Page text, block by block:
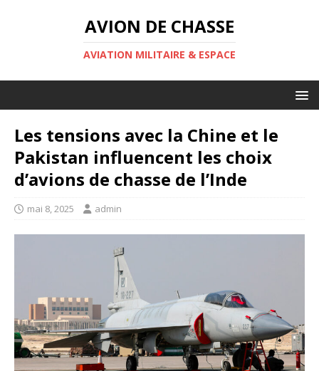
AVION DE CHASSE
AVIATION MILITAIRE & ESPACE
Les tensions avec la Chine et le
Pakistan influencent les choix
d’avions de chasse de l’Inde
mai 8, 2025 admin